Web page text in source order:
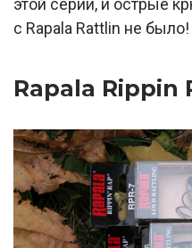
этой серии, и острые
с Rapala Rattlin не было!
Rapala Rippin